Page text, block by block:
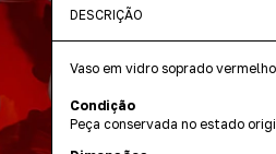
DESCRIÇÃO
Vaso em vidro soprado vermelho
Condição
Peça conservada no estado